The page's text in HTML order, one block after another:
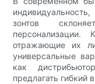
зонтов
отражающие их
универсальные
как
предлагать гибкий